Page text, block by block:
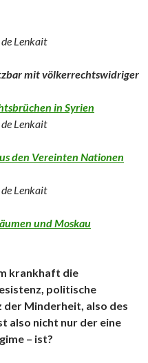
Lenkait
mit völkerrechtswidriger
in Syrien
Lenkait
den Vereinten Nationen
Lenkait
und Moskau
krankhaft die
politische
der Minderheit, also des
also nicht nur der eine
– ist?